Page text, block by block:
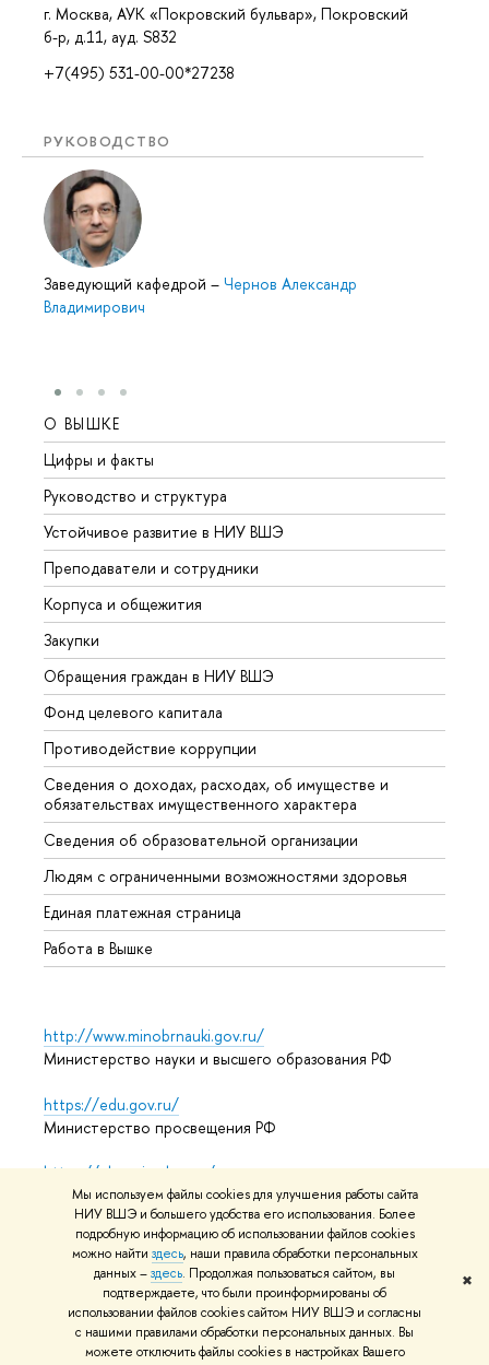
Мы используем файлы cookies для улучшения работы сайта
НИУ ВШЭ и большего удобства его использования. Более
подробную информацию об использовании файлов cookies
можно найти здесь, наши правила обработки персональных
данных –здесь. Продолжая пользоваться сайтом, вы
подтверждаете, что были проинформированы об
использовании файлов cookies сайтом НИУ ВШЭ и согласны
с нашими правилами обработки персональных данных. Вы
можете отключить файлы cookies в настройках Вашего
✖
г. Москва, АУК «Покровский бульвар», Покровский
б-р, д.11, ауд. S832
+7(495) 531-00-00*27238
РУКОВОДСТВО
Заведующий кафедрой – Чернов Александр
Владимирович
О ВЫШКЕ
Цифры и факты
Руководство и структура
Устойчивое развитие в НИУ ВШЭ
Преподаватели и сотрудники
Корпуса и общежития
Закупки
Обращения граждан в НИУ ВШЭ
Фонд целевого капитала
Противодействие коррупции
Сведения о доходах, расходах, об имуществе и
обязательствах имущественного характера
Сведения об образовательной организации
Людям с ограниченными возможностями здоровья
Единая платежная страница
Работа в Вышке
http://www.minobrnauki.gov.ru/
Министерство науки и высшего образования РФ
https://edu.gov.ru/
Министерство просвещения РФ
https://elearning.hse.ru/mooc
Массовые открытые онлайн-курсы
© НИУ ВШЭ 1993–2026 Адреса и контактыУсловия
использования материаловПолитика конфиденциальности
Карта сайта
Редактору